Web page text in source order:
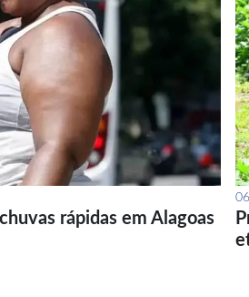
rápidas em Alagoas